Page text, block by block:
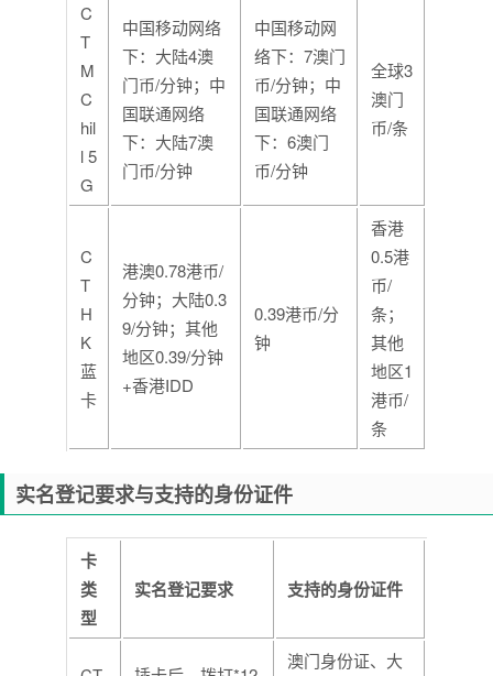
C
T
M
C
hil
l 5
G
中国移动网络
下：大陆4澳
门币/分钟；中
国联通网络
下：大陆7澳
门币/分钟
中国移动网
络下：7澳门
币/分钟；中
国联通网络
下：6澳门
币/分钟
全球3
澳门
币/条
C
T
H
K
蓝
卡
港澳0.78港币/
分钟；大陆0.3
9/分钟；其他
地区0.39/分钟
+香港IDD
0.39港币/分
钟
香港
0.5港
币/
条；
其他
地区1
港币/
条
实名登记要求与支持的身份证件
卡
类
型
实名登记要求 支持的身份证件
澳门身份证、大